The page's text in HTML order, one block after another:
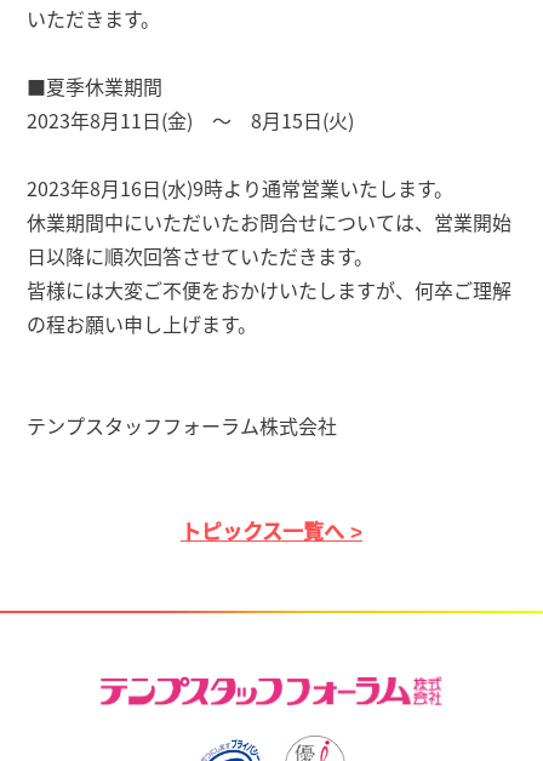
いただきます。
■夏季休業期間
2023年8月11日(金) ～ 8月15日(火)
2023年8月16日(水)9時より通常営業いたします。
休業期間中にいただいたお問合せについては、営業開始
日以降に順次回答させていただきます。
皆様には大変ご不便をおかけいたしますが、何卒ご理解
の程お願い申し上げます。
テンプスタッフフォーラム株式会社
トピックス一覧へ >